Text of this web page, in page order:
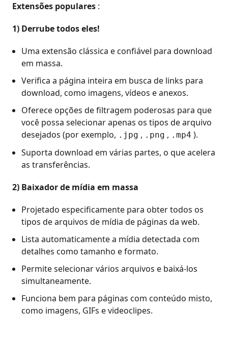
Extensões populares :
1) Derrube todos eles!
Uma extensão clássica e confiável para download
em massa.
Verifica a página inteira em busca de links para
download, como imagens, vídeos e anexos.
Oferece opções de filtragem poderosas para que
você possa selecionar apenas os tipos de arquivo
desejados (por exemplo, .jpg , .png , .mp4 ).
Suporta download em várias partes, o que acelera
as transferências.
2) Baixador de mídia em massa
Projetado especificamente para obter todos os
tipos de arquivos de mídia de páginas da web.
Lista automaticamente a mídia detectada com
detalhes como tamanho e formato.
Permite selecionar vários arquivos e baixá-los
simultaneamente.
Funciona bem para páginas com conteúdo misto,
como imagens, GIFs e videoclipes.